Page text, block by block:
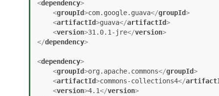
<dependency>
<groupId>com.google.guava</groupId>
<artifactId>guava</artifactId>
<version>31.0.1-jre</version>
</dependency>
<dependency>
<groupId>org.apache.commons</groupId>
<artifactId>commons-collections4</
<version>4.1</version>